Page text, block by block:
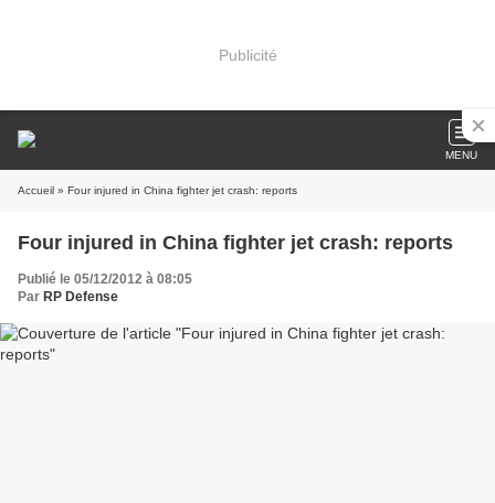
Publicité
MENU
Accueil » Four injured in China fighter jet crash: reports
Four injured in China fighter jet crash: reports
Publié le 05/12/2012 à 08:05
Par RP Defense